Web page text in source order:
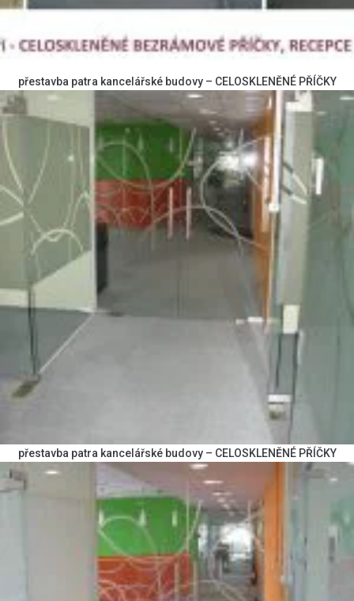
přestavba patra kancelářské budovy – CELOSKLENĚNÉ PŘÍČKY
přestavba patra kancelářské budovy – CELOSKLENĚNÉ PŘÍČKY